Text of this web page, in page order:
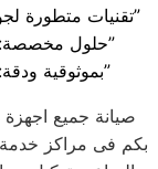
“تقنيات متطورة لجودة أفضل: مركز صيانة دايو مركز بدر”
“حلول مخصصة: صيانة دايو الشاملة في مركز بدر”
“بموثوقية ودقة: خدمات صيانة دايو في مركز بدر”
صيانة جميع اجهزة
بكم فى مراكز خدمة